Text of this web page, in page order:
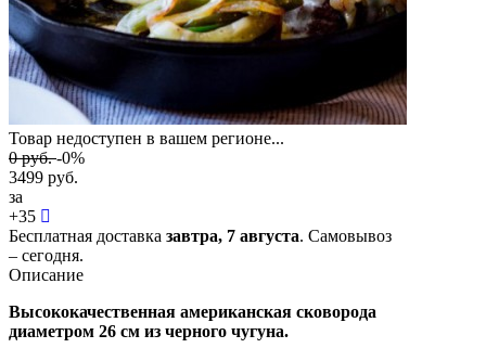
Товар недоступен в вашем регионе...
0руб.-0%
3499 руб.
за
+35
Бесплатная доставка завтра, 7 августа. Самовывоз
– сегодня.
Описание
Высококачественная американская сковорода
диаметром 26 см из черного чугуна.